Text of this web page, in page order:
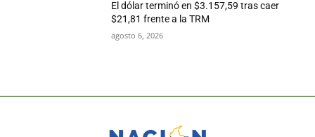
El dólar terminó en $3.157,59 tras caer
$21,81 frente a la TRM
agosto 6, 2026